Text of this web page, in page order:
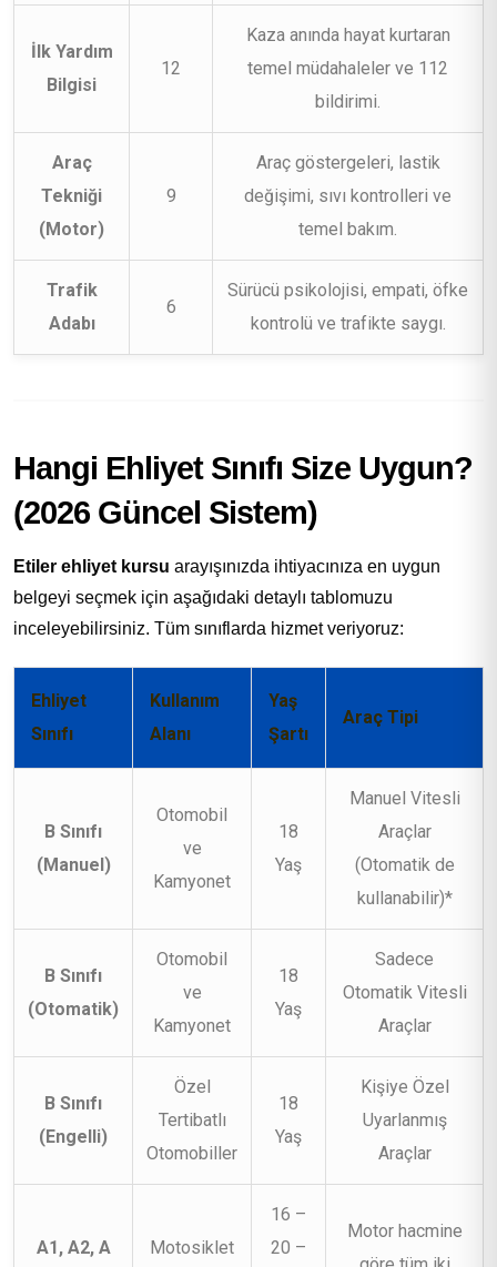
İlk Yardım
Bilgisi
12
Kaza anında hayat kurtaran
temel müdahaleler ve 112
bildirimi.
Araç
Tekniği
(Motor)
9
Araç göstergeleri, lastik
değişimi, sıvı kontrolleri ve
temel bakım.
Trafik
Adabı
6
Sürücü psikolojisi, empati, öfke
kontrolü ve trafikte saygı.
Hangi Ehliyet Sınıfı Size Uygun?
(2026 Güncel Sistem)
Etiler ehliyet kursu arayışınızda ihtiyacınıza en uygun
belgeyi seçmek için aşağıdaki detaylı tablomuzu
inceleyebilirsiniz. Tüm sınıflarda hizmet veriyoruz:
Ehliyet
Sınıfı
Kullanım
Alanı
Yaş
Şartı
Araç Tipi
B Sınıfı
(Manuel)
Otomobil
ve
Kamyonet
18
Yaş
Manuel Vitesli
Araçlar
(Otomatik de
kullanabilir)*
B Sınıfı
(Otomatik)
Otomobil
ve
Kamyonet
18
Yaş
Sadece
Otomatik Vitesli
Araçlar
B Sınıfı
(Engelli)
Özel
Tertibatlı
Otomobiller
18
Yaş
Kişiye Özel
Uyarlanmış
Araçlar
A1, A2, A
Motosiklet
16 –
20 –
Motor hacmine